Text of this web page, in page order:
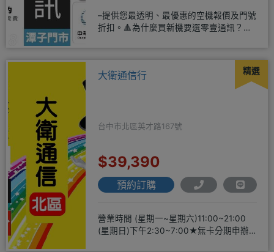
–提供您最透明、最優惠的空機報價及門號
折扣。🔺為什麼買新機要選零壹通訊？
精選
大衛通信行
台中市北區英才路167號
$39,390
預約訂購
營業時間 (星期一~星期六)11:00~21:00
(星期日)下午2:30~7:00★無卡分期申辦